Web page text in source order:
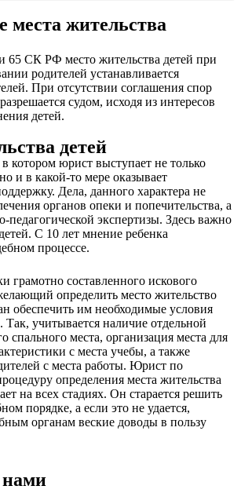
места жительства
65 СК РФ место жительства детей при
родителей устанавливается
При отсутствии соглашения спор
судом, исходя из интересов
детей.
детей
котором юрист выступает не только
и в какой-то мере оказывает
Дела, данного характера не
органов опеки и попечительства, а
педагогической экспертизы. Здесь важно
С 10 лет мнение ребенка
процессе.
грамотно составленного искового
определить место жительство
обеспечить им необходимые условия
Так, учитывается наличие отдельной
спального места, организация места для
с места учебы, а также
с места работы. Юрист по
определения места жительства
на всех стадиях. Он старается решить
порядке, а если это не удается,
органам веские доводы в пользу
нами